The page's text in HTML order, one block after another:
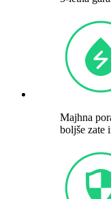
Majhna
boljše zate